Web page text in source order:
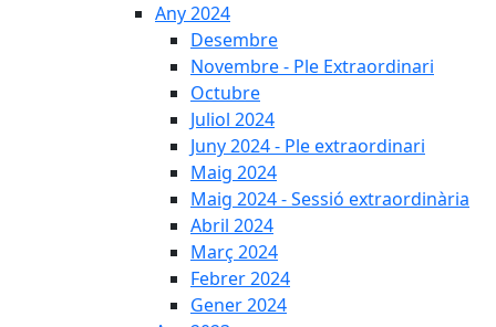
Any 2024
Desembre
Novembre - Ple Extraordinari
Octubre
Juliol 2024
Juny 2024 - Ple extraordinari
Maig 2024
Maig 2024 - Sessió extraordinària
Abril 2024
Març 2024
Febrer 2024
Gener 2024